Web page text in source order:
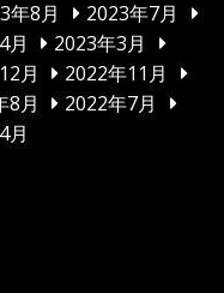
年8月
2023年7月
月
2023年3月
月
2022年11月
8月
2022年7月
月